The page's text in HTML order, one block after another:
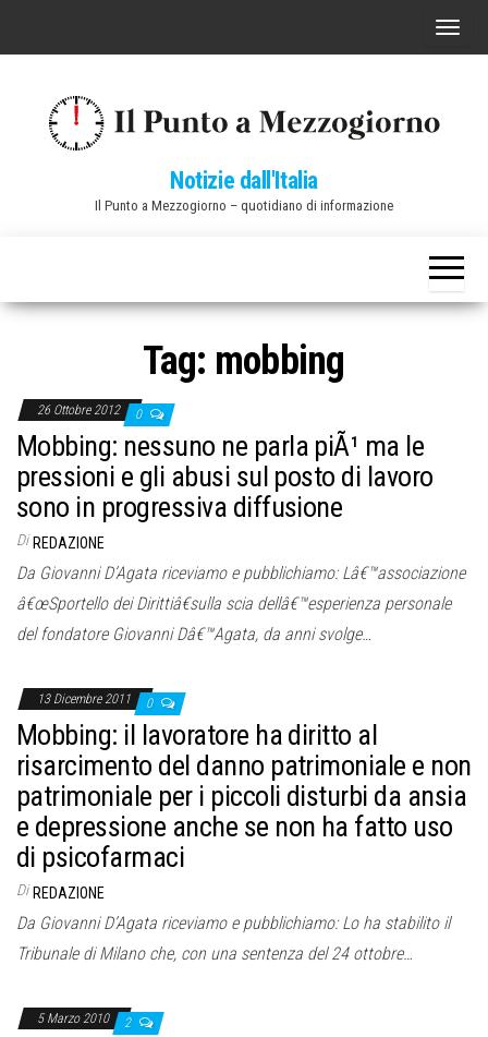
C
a
v
Notizie dall'Italia
Il Punto a Mezzogiorno – quotidiano di informazione
Tag: mobbing
26 Ottobre 2012 0
Mobbing: nessuno ne parla piÃ¹ ma le
pressioni e gli abusi sul posto di lavoro
sono in progressiva diffusione
Di REDAZIONE
Da Giovanni D’Agata riceviamo e pubblichiamo: Lâ€™associazione
â€œSportello dei Dirittiâ€sulla scia dellâ€™esperienza personale
del fondatore Giovanni Dâ€™Agata, da anni svolge…
13 Dicembre 2011 0
Mobbing: il lavoratore ha diritto al
risarcimento del danno patrimoniale e non
patrimoniale per i piccoli disturbi da ansia
e depressione anche se non ha fatto uso
di psicofarmaci
Di REDAZIONE
Da Giovanni D’Agata riceviamo e pubblichiamo: Lo ha stabilito il
Tribunale di Milano che, con una sentenza del 24 ottobre…
5 Marzo 2010 2